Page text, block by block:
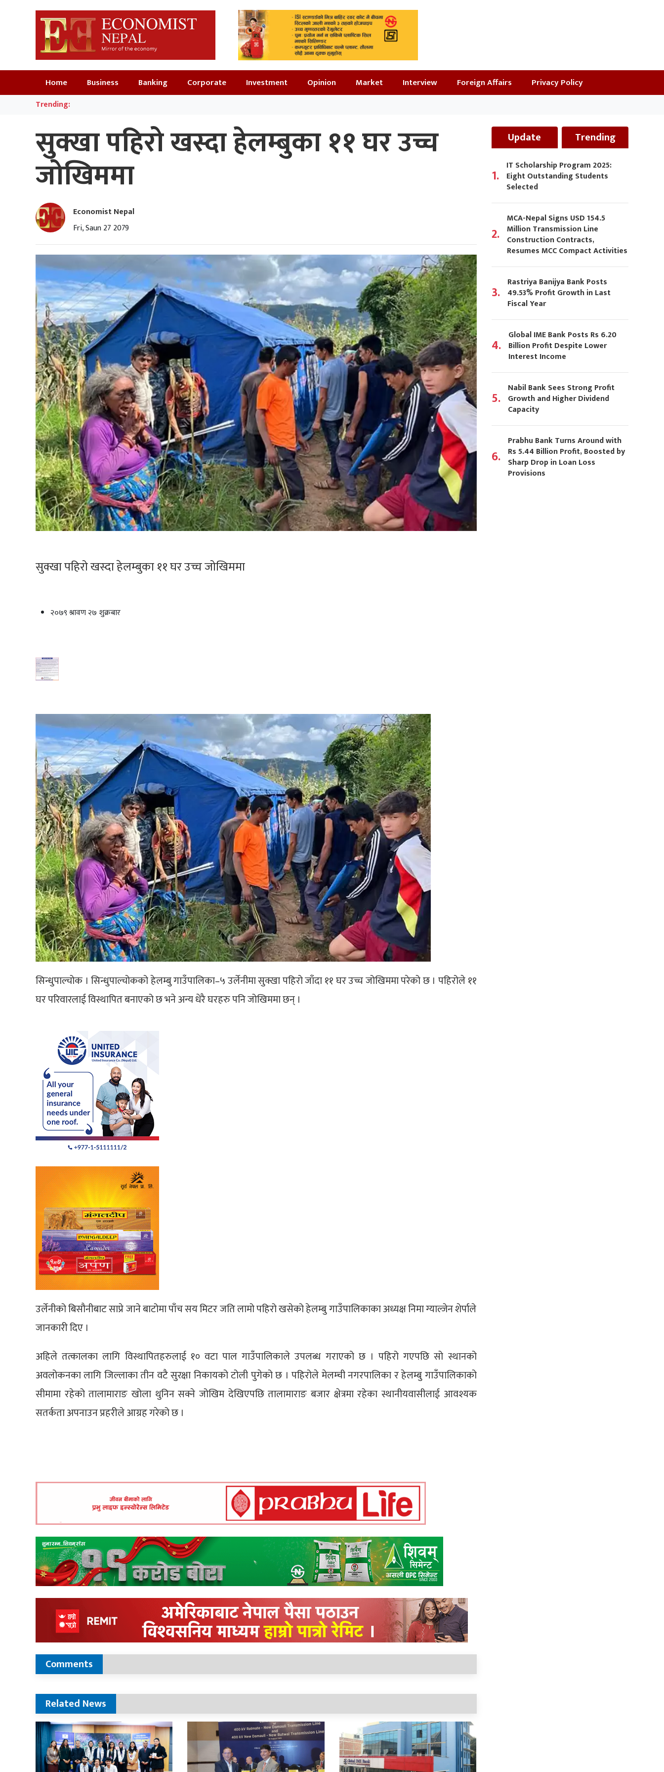
Home Business Banking Corporate Investment Opinion Market Interview Foreign Affairs Privacy Policy
Trending:
सुक्खा पहिरो खस्दा हेलम्बुका ११ घर उच्च
जोखिममा
Economist Nepal
Fri, Saun 27 2079
सुक्खा पहिरो खस्दा हेलम्बुका ११ घर उच्च जोखिममा
२०७९ श्रावण २७ शुक्रबार
सिन्धुपाल्चोक । सिन्धुपाल्चोकको हेलम्बु गाउँपालिका–५ उर्लेनीमा सुक्खा पहिरो जाँदा ११ घर उच्च जोखिममा परेको छ । पहिरोले ११
घर परिवारलाई विस्थापित बनाएको छ भने अन्य धेरै घरहरु पनि जोखिममा छन् ।
उर्लेनीको बिसौनीबाट साप्रे जाने बाटोमा पाँच सय मिटर जति लामो पहिरो खसेको हेलम्बु गाउँपालिकाका अध्यक्ष निमा ग्याल्जेन शेर्पाले
जानकारी दिए ।
अहिले तत्कालका लागि विस्थापितहरुलाई १० वटा पाल गाउँपालिकाले उपलब्ध गराएको छ । पहिरो गएपछि सो स्थानको
अवलोकनका लागि जिल्लाका तीन वटै सुरक्षा निकायको टोली पुगेको छ । पहिरोले मेलम्ची नगरपालिका र हेलम्बु गाउँपालिकाको
सीमामा रहेको तालामाराङ खोला थुनिन सक्ने जोखिम देखिएपछि तालामाराङ बजार क्षेत्रमा रहेका स्थानीयवासीलाई आवश्यक
सतर्कता अपनाउन प्रहरीले आग्रह गरेको छ ।
Comments
Related News
Update Trending
1.
IT Scholarship Program 2025:
Eight Outstanding Students
Selected
2.
MCA-Nepal Signs USD 154.5
Million Transmission Line
Construction Contracts,
Resumes MCC Compact Activities
3.
Rastriya Banijya Bank Posts
49.53% Profit Growth in Last
Fiscal Year
4.
Global IME Bank Posts Rs 6.20
Billion Profit Despite Lower
Interest Income
5.
Nabil Bank Sees Strong Profit
Growth and Higher Dividend
Capacity
6.
Prabhu Bank Turns Around with
Rs 5.44 Billion Profit, Boosted by
Sharp Drop in Loan Loss
Provisions